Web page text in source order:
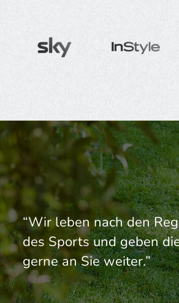
“Wir leben nach den
des Sports und geben
gerne an Sie weiter.”